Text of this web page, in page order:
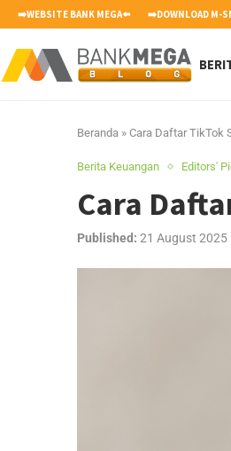
➡️WEBSITE BANK MEGA⬅️ ➡️DOWNLOAD M-
Beranda » Cara Daftar TikTok
Berita Keuangan Editors'
Cara
Published: 21 August 2025